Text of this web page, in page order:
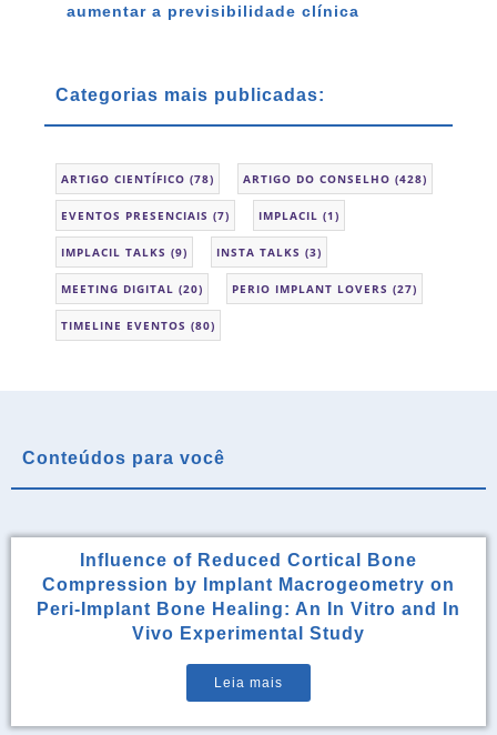
aumentar a previsibilidade clínica
Categorias mais publicadas:
ARTIGO CIENTÍFICO (78) ARTIGO DO CONSELHO (428)
EVENTOS PRESENCIAIS (7) IMPLACIL (1)
IMPLACIL TALKS (9) INSTA TALKS (3)
MEETING DIGITAL (20) PERIO IMPLANT LOVERS (27)
TIMELINE EVENTOS (80)
Conteúdos para você
Influence of Reduced Cortical Bone
Compression by Implant Macrogeometry on
Peri-Implant Bone Healing: An In Vitro and In
Vivo Experimental Study
Leia mais